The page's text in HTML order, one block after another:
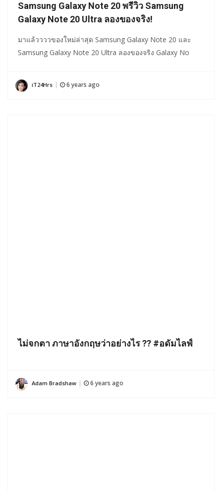
Samsung Galaxy Note 20 พรีวิว Samsung
Galaxy Note 20 Ultra ลองของจริง!
มาแล้ววววของใหม่ล่าสุด Samsung Galaxy Note 20 และ
Samsung Galaxy Note 20 Ultra ลองของจริง Galaxy No
iT24Hrs 6 years ago
ไม่จกตา ภาษาอังกฤษว่าอย่างไร ?? #อดัมไลฟ์
Adam Bradshaw 6 years ago